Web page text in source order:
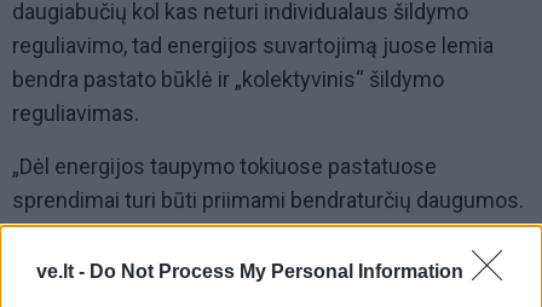
ve.lt - Do Not Process My Personal Information
daugiabučių kol kas neturi individualaus šildymo
reguliavimo, tad energijos suvartojimą juose lemia
bendra pastato būklė ir „kolektyvinis“ šildymo
reguliavimas.
„Dėl energijos taupymo tokiuose pastatuose
sprendimai turi būti priimami bendraturčių daugumos.
Kad suprasti, kur ir kiek prarandama šilumos energijos,
reikia bent minimalių skaičiavimų, matavimų ir